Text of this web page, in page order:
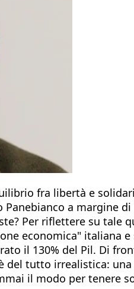
fra libertà e
a margine
Per riflettere su tale
economica" italiana
il 130% del Pil. Di
tutto irrealistica:
il modo per tenere